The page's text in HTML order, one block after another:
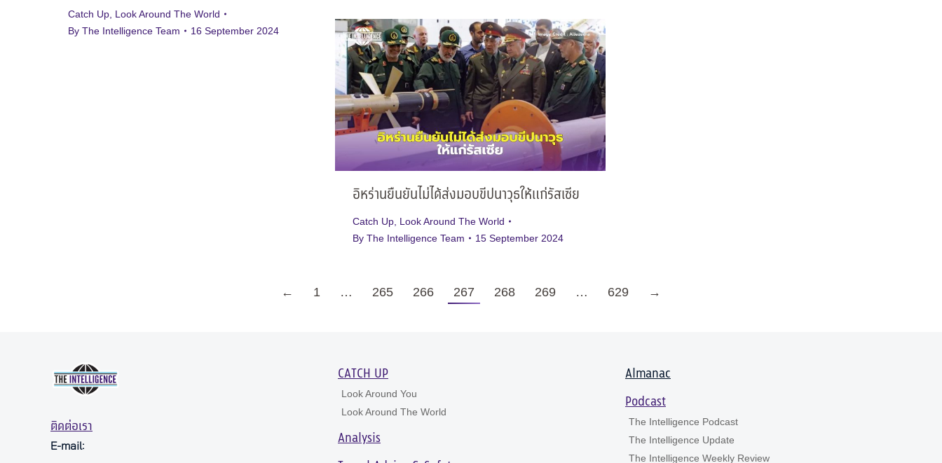
Catch Up, Look Around The World
By The Intelligence Team 16 September 2024
อิหร่านยืนยันไม่ได้ส่งมอบขีปนาวุธให้แก่รัสเซีย
Catch Up, Look Around The World
By The Intelligence Team 15 September 2024
← 1 … 265 266 267 268 269 … 629 →
ติดต่อเรา
E-mail:
CATCH UP
Look Around You
Look Around The World
Analysis
Almanac
Podcast
The Intelligence Podcast
The Intelligence Update
The Intelligence Weekly Review